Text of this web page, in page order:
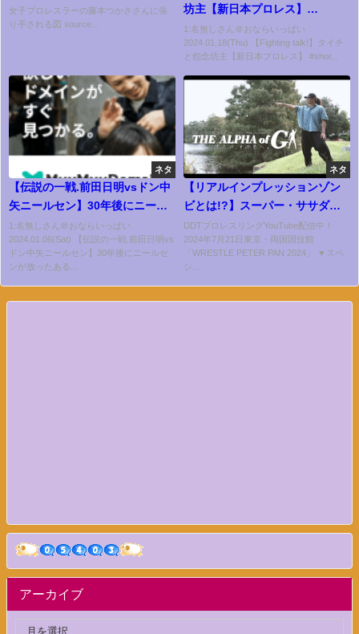
女子プロレスラーの藤本つかささんに張
り手される図 source...
坊主【新日本プロレス】
#shorts
1:名無しさん＠おならいっぱい
2024.01.18(Thu) 【Fighting talk!】タイチ
と怨念坊主【新日本プロレス】 #shor...
ネタ
【伝説の一戦.前田日明vsドン中
矢ニールセン】30年後にニール
センが放ったある言葉に一同驚
愕【プロレス事件簿】
1:名無しさん＠おならいっぱい
2024.01.06(Sat) 【伝説の一戦.前田日明vs
ドン中矢ニールセン】30年後にニールセ
ンが放ったある...
ネタ
【リアルインプレッションゾン
ビとは!?】スーパー・ササダン
ゴ・マシンによる煽りパワーポ
イントを特別公開｜2024年7月
DDTプロレスリングYouTube配信中！
2024年7月21日東京・両国国技館
「WRESTLE PETER PAN 2024」 ▼スペ
シ...
アーカイブ